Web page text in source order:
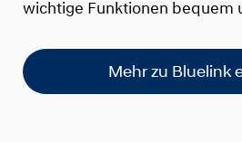
wichtige Funktionen bequem
Mehr zu Bluelink